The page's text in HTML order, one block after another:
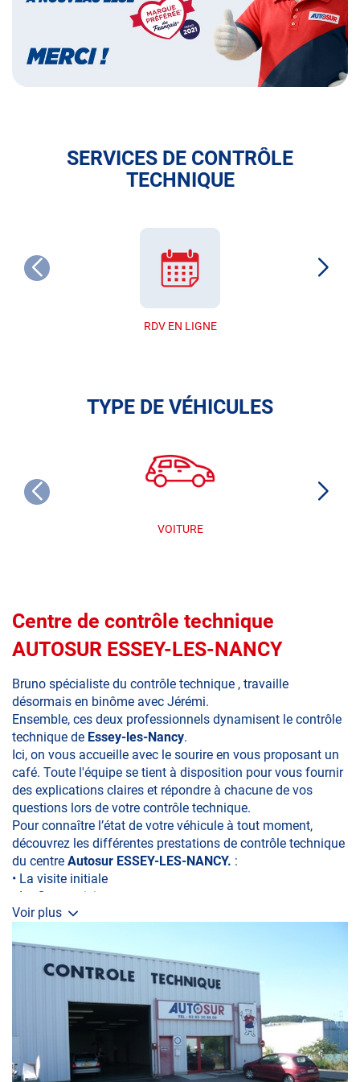
SERVICES DE CONTRÔLE
TECHNIQUE
RDV EN LIGNE
TYPE DE VÉHICULES
VOITURE
Centre de contrôle technique
AUTOSUR ESSEY-LES-NANCY
Bruno spécialiste du contrôle technique , travaille
désormais en binôme avec Jérémi.
Ensemble, ces deux professionnels dynamisent le contrôle
technique de Essey-les-Nancy.
Ici, on vous accueille avec le sourire en vous proposant un
café. Toute l'équipe se tient à disposition pour vous fournir
des explications claires et répondre à chacune de vos
questions lors de votre contrôle technique.
Pour connaître l’état de votre véhicule à tout moment,
découvrez les différentes prestations de contrôle technique
du centre Autosur ESSEY-LES-NANCY. :
• La visite initiale
• La Contre-visite
• Le Contrôle Complémentaire pollution
•Le contrôle de la Catégorie L (moto, scooter, mobylette, 3
roues, quad, voiturette, voiture sans permis)
• Le Contrôle Technique volontaire total ou partiel
Pour être certain de rouler en toute sécurité n'hésite plus :
contactez-nous !!!
Voir plus